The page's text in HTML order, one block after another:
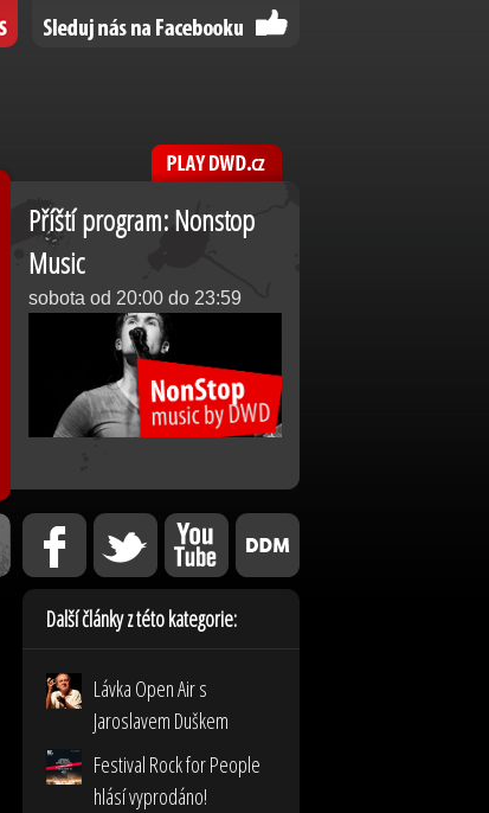
Příští program: Nonstop
Music
sobota od 20:00 do 23:59
Další články z této kategorie:
Lávka Open Air s
Jaroslavem Duškem
Festival Rock for People
hlásí vyprodáno!